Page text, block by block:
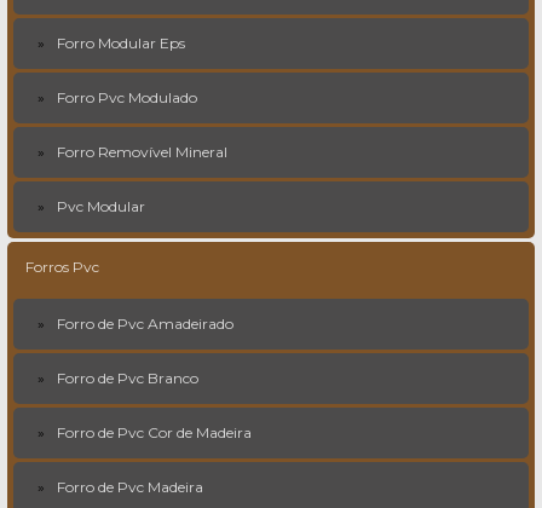
Forro Modular Eps
Forro Pvc Modulado
Forro Removível Mineral
Pvc Modular
Forros Pvc
Forro de Pvc Amadeirado
Forro de Pvc Branco
Forro de Pvc Cor de Madeira
Forro de Pvc Madeira